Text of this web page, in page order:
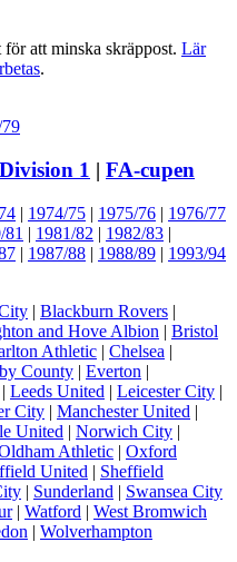
att minska skräppost. Lär
.
Division 1 | FA-cupen
| 1974/75 | 1975/76 | 1976/77
81 | 1981/82 | 1982/83 |
| 1987/88 | 1988/89 | 1993/94
| Blackburn Rovers |
and Hove Albion | Bristol
Athletic | Chelsea |
County | Everton |
| Leeds United | Leicester City |
City | Manchester United |
United | Norwich City |
Athletic | Oxford
United | Sheffield
| Sunderland | Swansea City
| Watford | West Bromwich
| Wolverhampton